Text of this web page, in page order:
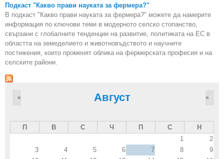
Подкаст "Какво прави науката за фермера?"
В подкаст "Какво прави науката за фермера?" можете да намерите
информация по ключови теми в модерното селско стопанство,
свързани с глобалните тенденции на развитие, политиката на ЕС в
областта на земеделието и животновъдството и научните
постижения, които променят облика на фермерската професия и на
селските райони.
Август
« »
П В С Ч П С
Н
1
2
3
4 5 6 7 8
9